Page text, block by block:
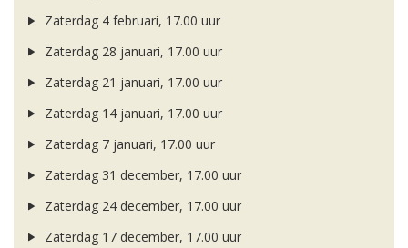
Zaterdag 4 februari, 17.00 uur
Zaterdag 28 januari, 17.00 uur
Zaterdag 21 januari, 17.00 uur
Zaterdag 14 januari, 17.00 uur
Zaterdag 7 januari, 17.00 uur
Zaterdag 31 december, 17.00 uur
Zaterdag 24 december, 17.00 uur
Zaterdag 17 december, 17.00 uur